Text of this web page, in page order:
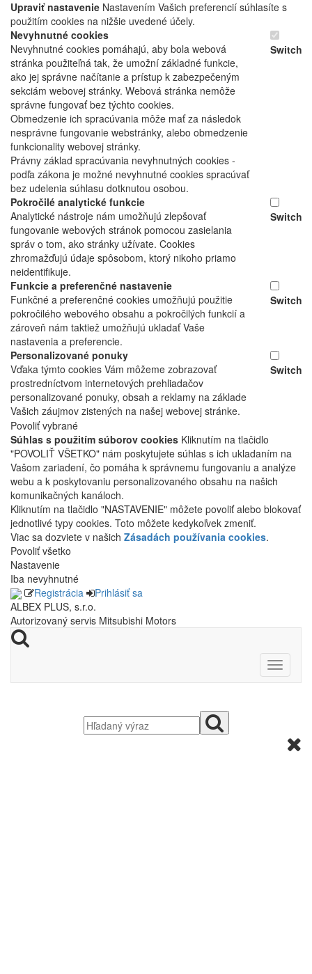
Upraviť nastavenie Nastavením Vašich preferencií súhlasíte s
použitím cookies na nižšie uvedené účely.
Nevyhnutné cookies
Nevyhnutné cookies pomáhajú, aby bola webová
stránka použiteľná tak, že umožní základné funkcie,
ako jej správne načítanie a prístup k zabezpečeným
sekciám webovej stránky. Webová stránka nemôže
správne fungovať bez týchto cookies.
Obmedzenie ich spracúvania môže mať za následok
nesprávne fungovanie webstránky, alebo obmedzenie
funkcionality webovej stránky.
Právny základ spracúvania nevyhnutných cookies -
podľa zákona je možné nevyhnutné cookies spracúvať
bez udelenia súhlasu dotknutou osobou.
Switch
Pokročilé analytické funkcie
Analytické nástroje nám umožňujú zlepšovať
fungovanie webových stránok pomocou zasielania
správ o tom, ako stránky užívate. Cookies
zhromažďujú údaje spôsobom, ktorý nikoho priamo
neidentifikuje.
Switch
Funkcie a preferenčné nastavenie
Funkčné a preferenčné cookies umožňujú použitie
pokročilého webového obsahu a pokročilých funkcií a
zároveň nám taktiež umožňujú ukladať Vaše
nastavenia a preferencie.
Switch
Personalizované ponuky
Vďaka týmto cookies Vám môžeme zobrazovať
prostredníctvom internetových prehliadačov
personalizované ponuky, obsah a reklamy na základe
Vašich záujmov zistených na našej webovej stránke.
Switch
Povoliť vybrané
Súhlas s použitím súborov cookies Kliknutím na tlačidlo
"POVOLIŤ VŠETKO" nám poskytujete súhlas s ich ukladaním na
Vašom zariadení, čo pomáha k správnemu fungovaniu a analýze
webu a k poskytovaniu personalizovaného obsahu na našich
komunikačných kanáloch.
Kliknutím na tlačidlo "NASTAVENIE" môžete povoliť alebo blokovať
jednotlivé typy cookies. Toto môžete kedykoľvek zmeniť.
Viac sa dozviete v našich Zásadách používania cookies.
Povoliť všetko
Nastavenie
Iba nevyhnutné
Registrácia
Prihlásiť sa
ALBEX PLUS, s.r.o.
Autorizovaný servis Mitsubishi Motors